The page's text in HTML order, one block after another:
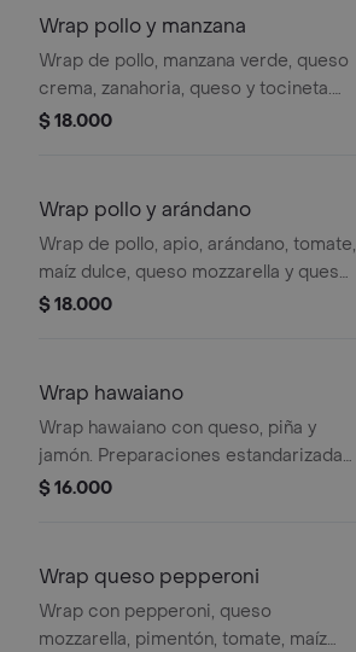
Wrap pollo y manzana
Wrap de pollo, manzana verde, queso
crema, zanahoria, queso y tocineta.
nuestras preparaciones se
realizar modificaciones en los
ingredientes.
$ 18.000
Wrap pollo y arándano
Wrap de pollo, apio, arándano, tomate,
maíz dulce, queso mozzarella y queso
crema. nuestras preparaciones se
realizar modificaciones en los
ingredientes.
$ 18.000
Wrap hawaiano
Wrap hawaiano con queso, piña y
jamón. Preparaciones estandarizadas
sin modificaciones.
$ 16.000
Wrap queso pepperoni
Wrap con pepperoni, queso
mozzarella, pimentón, tomate, maíz